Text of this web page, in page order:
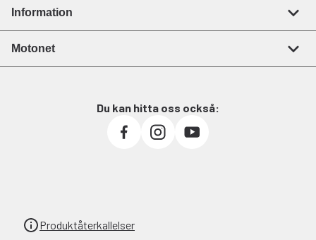
Information
Motonet
Du kan hitta oss också:
Produktåterkallelser